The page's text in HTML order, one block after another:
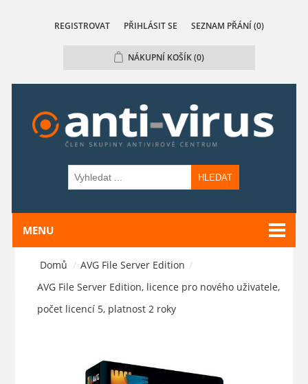
REGISTROVAT PŘIHLÁSIT SE SEZNAM PŘÁNÍ (0)
NÁKUPNÍ KOŠÍK(0)
HLEDAT
MENU
Domů / AVG File Server Edition /
AVG File Server Edition, licence pro nového uživatele,
počet licencí 5, platnost 2 roky